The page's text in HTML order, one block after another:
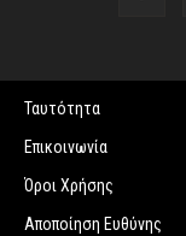
Ταυτότητα
Επικοινωνία
Όροι Χρήσης
Αποποίηση Ευθύνης